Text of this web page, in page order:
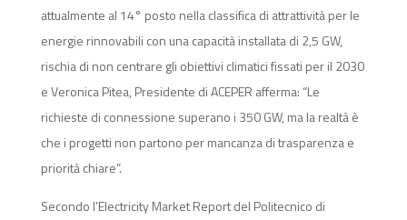
attualmente al 14° posto nella classifica di attrattività per le
energie rinnovabili con una capacità installata di 2,5 GW,
rischia di non centrare gli obiettivi climatici fissati per il 2030
e Veronica Pitea, Presidente di ACEPER afferma: “Le
richieste di connessione superano i 350 GW, ma la realtà è
che i progetti non partono per mancanza di trasparenza e
priorità chiare”.
Secondo l’Electricity Market Report del Politecnico di